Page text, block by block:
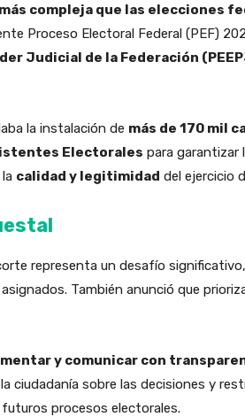
compleja que las elecciones
Proceso Electoral Federal (PEF)
Judicial de la Federación
la instalación de más de 170 mil
Electorales para garantizar
calidad y legitimidad del ejercicio
representa un desafío
asignados. También anunció que
y comunicar con
ciudadanía sobre las decisiones y
procesos electorales.